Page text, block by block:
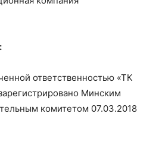
ответственностью «ТК
Минским
комитетом 07.03.2018